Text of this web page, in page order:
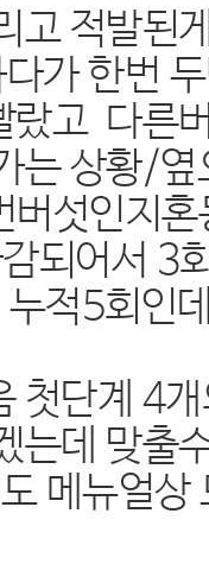
고 적발된
가 한번
랐고 다른
는 상황/
버섯인지
되어서 3
적5회인
첫단계 4
는데 맞출
메뉴얼상